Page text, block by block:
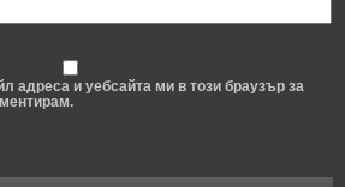
адреса и уебсайта ми в този браузър за